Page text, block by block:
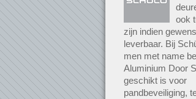
ook
zijn indien
leverbaar. Bij
men met name
Aluminium Door
geschikt is voor
pandbeveiliging,